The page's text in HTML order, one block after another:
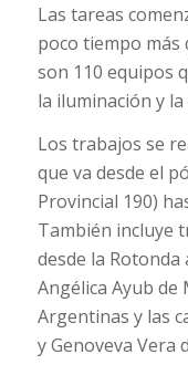
Las tareas
poco tiempo más
son 110 equipos
la iluminación y
Los trabajos se
que va desde el
Provincial 190)
También incluye
desde la Rotonda
Angélica Ayub
Argentinas y las
y Genoveva Vera